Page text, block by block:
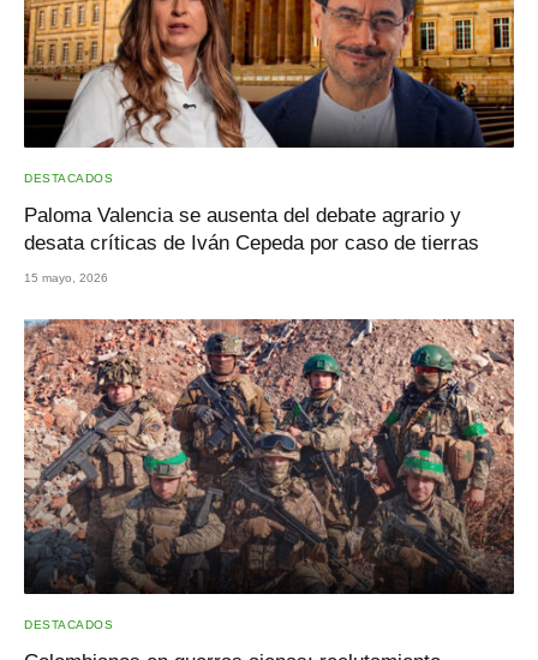
DESTACADOS
Paloma Valencia se ausenta del debate agrario y
desata críticas de Iván Cepeda por caso de tierras
15 mayo, 2026
DESTACADOS